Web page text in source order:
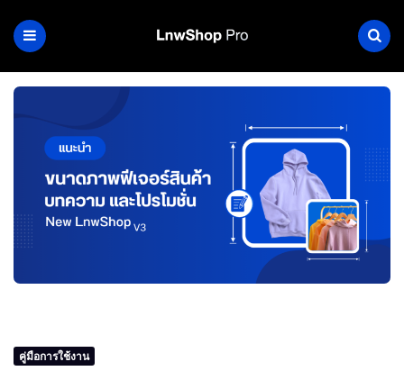
คู่มือการใช้งาน